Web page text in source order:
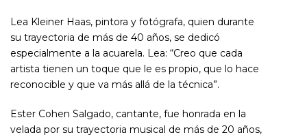
Lea Kleiner Haas, pintora y fotógrafa, quien durante
su trayectoria de más de 40 años, se dedicó
especialmente a la acuarela. Lea: “Creo que cada
artista tienen un toque que le es propio, que lo hace
reconocible y que va más allá de la técnica”.
Ester Cohen Salgado, cantante, fue honrada en la
velada por su trayectoria musical de más de 20 años,